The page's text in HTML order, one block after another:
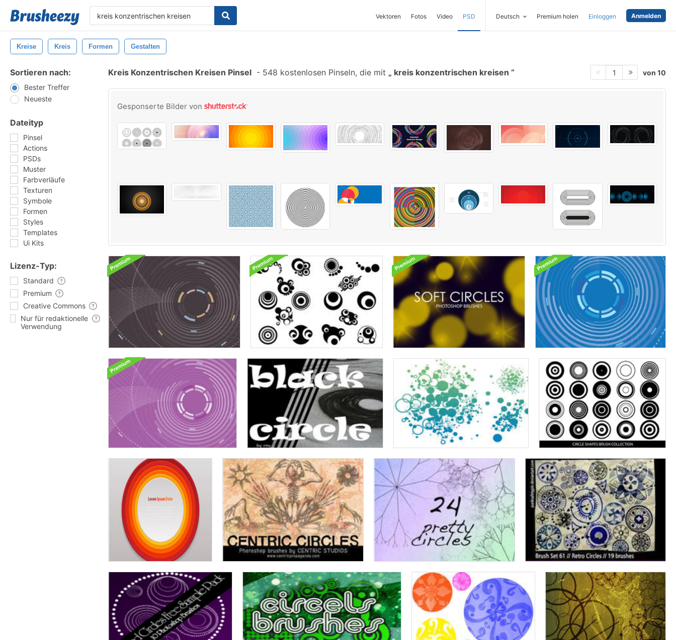
Vektoren Fotos Video PSD Deutsch Premium holen Einloggen Anmelden
Kreise Kreis Formen Gestalten
Sortieren nach:
Bester Treffer
Neueste
Dateityp
Pinsel
Actions
PSDs
Muster
Farbverläufe
Texturen
Symbole
Formen
Styles
Templates
Ui Kits
Lizenz-Typ:
Standard
Premium
Creative Commons
Nur für redaktionelle
Verwendung
Kreis Konzentrischen Kreisen Pinsel - 548 kostenlosen Pinseln, die mit kreis konzentrischen kreisen 1 von 10
Gesponserte Bilder von